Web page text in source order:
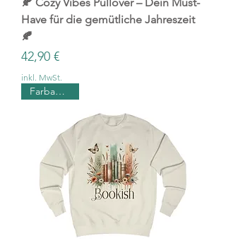
Have für die gemütliche Jahreszeit
🍂
Preis
42,90 €
inkl. MwSt.
Farbauswahl